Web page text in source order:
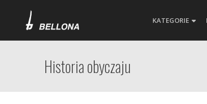
KATEGORIE
Historia obyczaju